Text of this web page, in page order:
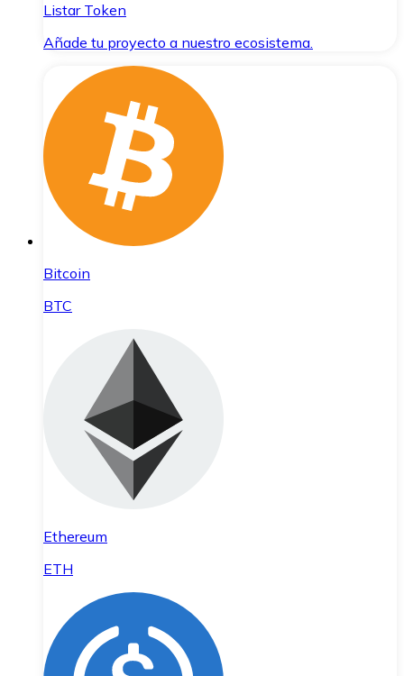
Listar Token
Añade tu proyecto a nuestro ecosistema.
Bitcoin
BTC
Ethereum
ETH